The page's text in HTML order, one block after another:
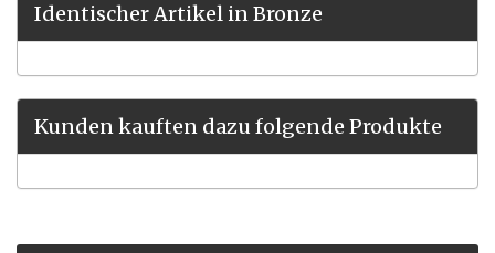
Identischer Artikel in Bronze
Kunden kauften dazu folgende Produkte